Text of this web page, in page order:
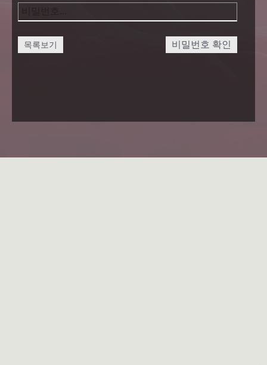
목록보기 비밀번호 확인